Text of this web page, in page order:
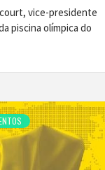
vice-presidente
piscina olímpica do